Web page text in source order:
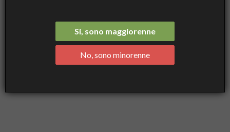
Si, sono maggiorenne
No, sono minorenne